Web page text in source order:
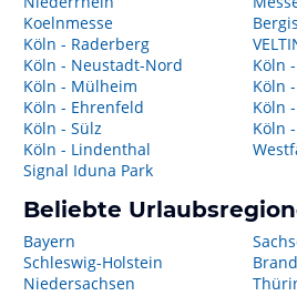
Koelnmesse
Köln - Raderberg
Köln - Neustadt-Nord
Köln - Mülheim
Köln - Ehrenfeld
Köln - Sülz
Köln - Lindenthal
Signal Iduna Park
Köln
Köln
Köln
Köln
Beliebte
Bayern
Schleswig-Holstein
Niedersachsen